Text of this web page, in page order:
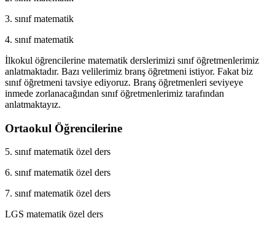
3. sınıf matematik
4. sınıf matematik
İlkokul öğrencilerine matematik derslerimizi sınıf öğretmenlerimiz
anlatmaktadır. Bazı velilerimiz branş öğretmeni istiyor. Fakat biz
sınıf öğretmeni tavsiye ediyoruz. Branş öğretmenleri seviyeye
inmede zorlanacağından sınıf öğretmenlerimiz tarafından
anlatmaktayız.
Ortaokul Öğrencilerine
5. sınıf matematik özel ders
6. sınıf matematik özel ders
7. sınıf matematik özel ders
LGS matematik özel ders